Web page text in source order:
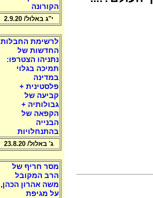
הקורונה
י"ג באלול/ 2.9.20
לרשימת החבלות
החדשות של
נתניהו הצטרפו:
תמיכה בגלוי
במדינה
פלסטינית +
קביעה של
גבולותיה +
הקפאה של
הבנייה
בהתנחלויות
ג' באלול/ 23.8.20
מסר חריף של
הרב המקובל
משה אהרון הכהן,
על מגיפת